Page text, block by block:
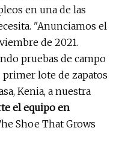
en una de las
"Anunciamos el
de 2021.
pruebas de campo
lote de zapatos
Kenia, a nuestra
el equipo en
Shoe That Grows